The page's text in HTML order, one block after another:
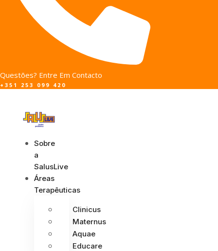
Questões? Entre Em Contacto
+351 253 099 420
Sobre
a
SalusLive
Áreas
Terapêuticas
Clinicus
Maternus
Aquae
Educare